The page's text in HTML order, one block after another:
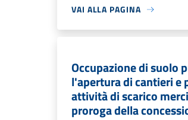
VAI ALLA PAGINA
Occupazione di suolo
l'apertura di cantieri e
attività di scarico
proroga della